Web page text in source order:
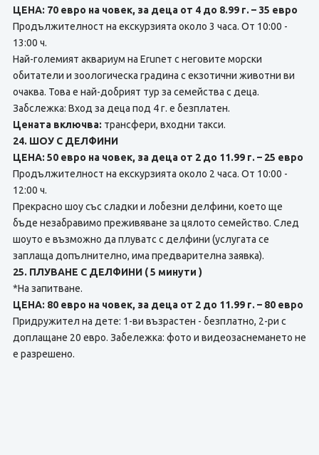
ЦЕНА: 70 евро на човек, за деца от 4 до 8.99 г. – 35 евро
Продължителност на екскурзията около 3 часа. От 10:00 -
13:00 ч.
Най-големият аквариум на Eruneт с неговите морски
обитатели и зоологическа градина с екзотични животни ви
очаква. Това е най-добрият тур за семейства с деца.
Забслежка: Вход за деца под 4 г. е безплатен.
Цената включва: трансфери, входни такси.
24. ШОУ С ДЕЛФИНИ
ЦЕНА: 50 евро на човек, за деца от 2 до 11.99 г. – 25 евро
Продължителност на екскурзията около 2 часа. От 10:00 -
12:00 ч.
Прекрасно шоу със сладки и лобезни делфини, което ще
бъде незабравимо преживяване за цялото семейство. След
шоуто е възможно да плуватс с делфини (услугата се
заплаща допълнително, има предварителна заявка).
25. ПЛУВАНЕ С ДЕЛФИНИ ( 5 минути )
*На запитване.
ЦЕНА: 80 евро на човек, за деца от 2 до 11.99 г. – 80 евро
Придружител на дете: 1-ви възрастен - безплатно, 2-ри с
доплащане 20 евро. Забележка: фото и видеозаснемането не
е разрешено.